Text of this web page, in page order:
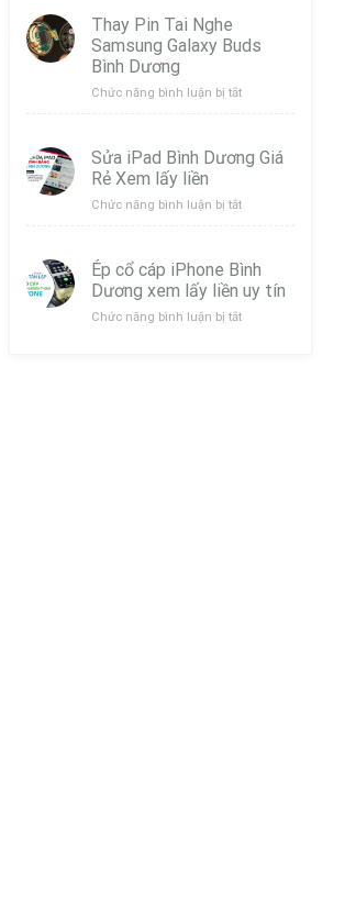
Hình
Bình
Lấy
Thay Pin Tai Nghe
Samsung Galaxy Buds
Bình Dương
Chức năng bình luận bị tắtở
Nghe
Galaxy
Dương
Sửa iPad Bình Dương Giá
Rẻ Xem lấy liền
Chức năng bình luận bị tắtở
Bình
Dương
Giá
Rẻ
Ép cổ cáp iPhone Bình
Dương xem lấy liền uy tín
Chức năng bình luận bị tắtở